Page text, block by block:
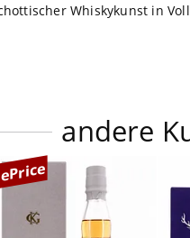
Whiskykunst in
andere